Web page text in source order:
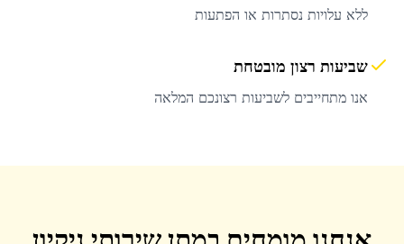
ללא עלויות נסתרות או הפתעות
שביעות רצון מובטחת
אנו מתחייבים לשביעות רצונכם המלאה